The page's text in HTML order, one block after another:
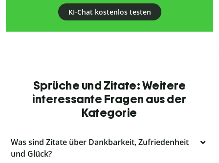
KI-Chat kostenlos testen
Sprüche und Zitate: Weitere
interessante Fragen aus der
Kategorie
Was sind Zitate über Dankbarkeit, Zufriedenheit
und Glück?